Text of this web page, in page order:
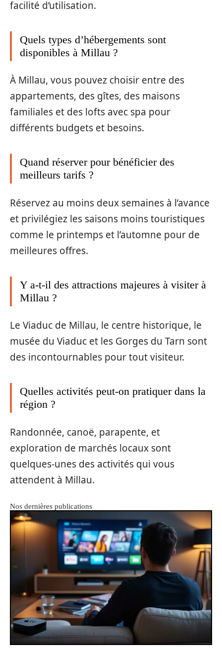
facilité d’utilisation.
Quels types d’hébergements sont
disponibles à Millau ?
À Millau, vous pouvez choisir entre des
appartements, des gîtes, des maisons
familiales et des lofts avec spa pour
différents budgets et besoins.
Quand réserver pour bénéficier des
meilleurs tarifs ?
Réservez au moins deux semaines à l’avance
et privilégiez les saisons moins touristiques
comme le printemps et l’automne pour de
meilleures offres.
Y a-t-il des attractions majeures à visiter à
Millau ?
Le Viaduc de Millau, le centre historique, le
musée du Viaduc et les Gorges du Tarn sont
des incontournables pour tout visiteur.
Quelles activités peut-on pratiquer dans la
région ?
Randonnée, canoë, parapente, et
exploration de marchés locaux sont
quelques-unes des activités qui vous
attendent à Millau.
Nos dernières publications